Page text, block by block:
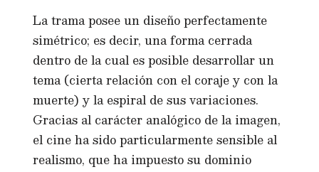
La trama posee un diseño perfectamente
simétrico; es decir, una forma cerrada
dentro de la cual es posible desarrollar un
tema (cierta relación con el coraje y con la
muerte) y la espiral de sus variaciones.
Gracias al carácter analógico de la imagen,
el cine ha sido particularmente sensible al
realismo, que ha impuesto su dominio